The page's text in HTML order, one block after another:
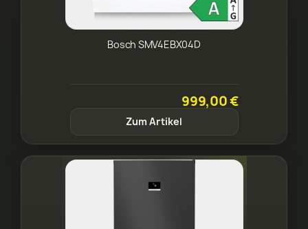
Bosch SMV4EBX04D
999,00 €
Zum Artikel